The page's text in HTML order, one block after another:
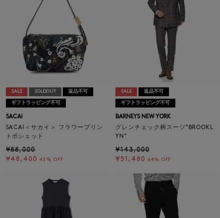
SALE SOLDOUT 返品不可
ギフトラッピング不可
SACAI
SACAI＜サカイ＞ フラワープリン
トポシェット
¥88,000
¥48,400 45% OFF
SALE 返品不可
ギフトラッピング不可
BARNEYS NEW YORK
グレンチェック柄スーツ"BROOKL
YN"
¥143,000
¥51,480
64% OFF